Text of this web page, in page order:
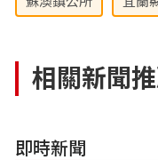
相關新聞
即時新聞